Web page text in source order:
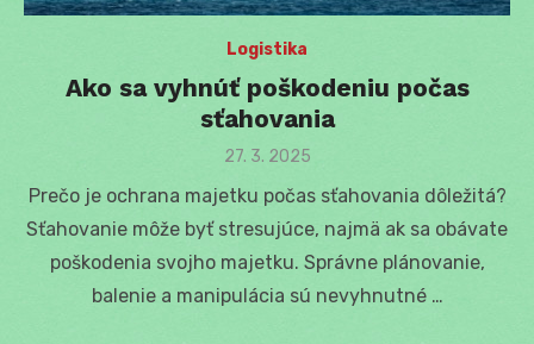
Logistika
Ako sa vyhnúť poškodeniu počas
sťahovania
Posted
27. 3. 2025
Prečo je ochrana majetku počas sťahovania dôležitá?
Sťahovanie môže byť stresujúce, najmä ak sa obávate
poškodenia svojho majetku. Správne plánovanie,
balenie a manipulácia sú nevyhnutné …